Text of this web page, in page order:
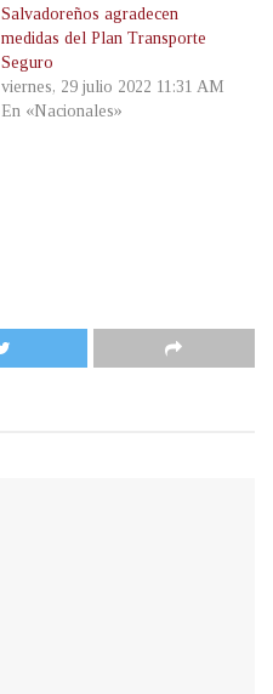
Salvadoreños agradecen
medidas del Plan Transporte
Seguro
viernes, 29 julio 2022 11:31 AM
En «Nacionales»